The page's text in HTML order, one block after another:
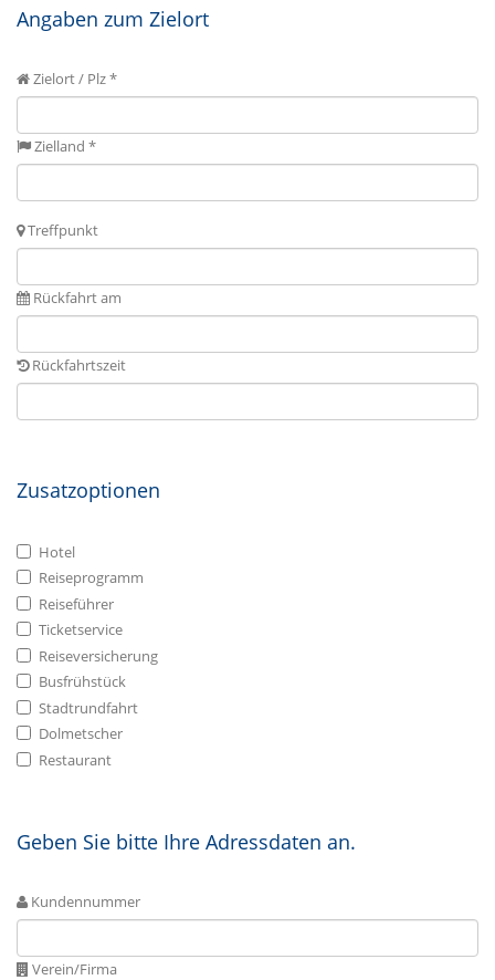
Angaben zum Zielort
Zielort / Plz *
Zielland *
Treffpunkt
Rückfahrt am
Rückfahrtszeit
Zusatzoptionen
Hotel
Reiseprogramm
Reiseführer
Ticketservice
Reiseversicherung
Busfrühstück
Stadtrundfahrt
Dolmetscher
Restaurant
Geben Sie bitte Ihre Adressdaten an.
Kundennummer
Verein/Firma